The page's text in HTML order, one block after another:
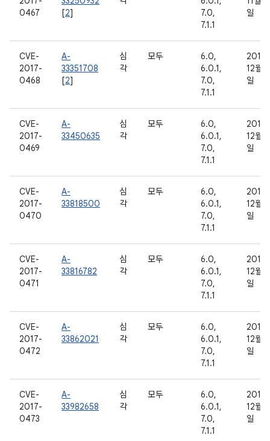
0467
[2]
7.0,
7.1.1
일
CVE-
2017-
0468
A-
33351708
[2]
심
각
모두
6.0,
6.0.1,
7.0,
7.1.1
2016
12월 5
일
CVE-
2017-
0469
A-
33450635
심
각
모두
6.0,
6.0.1,
7.0,
7.1.1
2016
12월 8
일
CVE-
2017-
0470
A-
33818500
심
각
모두
6.0,
6.0.1,
7.0,
7.1.1
2016
12월
일
CVE-
2017-
0471
A-
33816782
심
각
모두
6.0,
6.0.1,
7.0,
7.1.1
2016
12월
일
CVE-
2017-
0472
A-
33862021
심
각
모두
6.0,
6.0.1,
7.0,
7.1.1
2016
12월
일
CVE-
2017-
0473
A-
33982658
심
각
모두
6.0,
6.0.1,
7.0,
7.1.1
2016
12월
일